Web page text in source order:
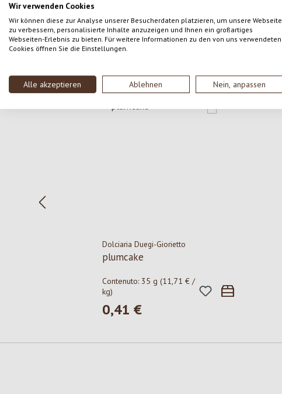
Wir verwenden Cookies
Wir können diese zur Analyse unserer Besucherdaten platzieren, um unsere Webseite
zu verbessern, personalisierte Inhalte anzuzeigen und Ihnen ein großartiges
Webseiten-Erlebnis zu bieten. Für weitere Informationen zu den von uns verwendeten
Cookies öffnen Sie die Einstellungen.
Alle akzeptieren Ablehnen Nein, anpassen
SCRIVERE UNA RECENSIONE
Salta la galleria dei prodotti
Dolciaria Duegi-Giorietto
plumcake
Contenuto: 35 g(11,71 € /
kg)
Prezzo normale:
0,41 €